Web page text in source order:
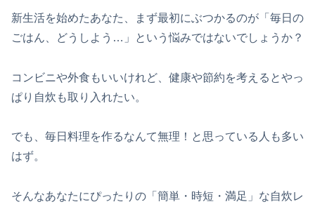
新生活を始めたあなた、まず最初にぶつかるのが「毎日の
ごはん、どうしよう…」という悩みではないでしょうか？
コンビニや外食もいいけれど、健康や節約を考えるとやっ
ぱり自炊も取り入れたい。
でも、毎日料理を作るなんて無理！と思っている人も多い
はず。
そんなあなたにぴったりの「簡単・時短・満足」な自炊レ